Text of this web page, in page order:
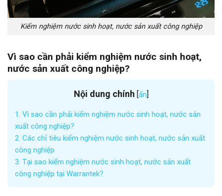
Kiểm nghiệm nước sinh hoạt, nước sản xuất công nghiệp
Vì sao cần phải kiểm nghiệm nước sinh hoạt,
nước sản xuất công nghiệp?
Nội dung chính [ẩn]
1. Vì sao cần phải kiểm nghiệm nước sinh hoạt, nước sản
xuất công nghiệp?
2. Các chỉ tiêu kiểm nghiệm nước sinh hoạt, nước sản xuất
công nghiệp
3. Tại sao kiểm nghiệm nước sinh hoạt, nước sản xuất
công nghiệp tại Warrantek?